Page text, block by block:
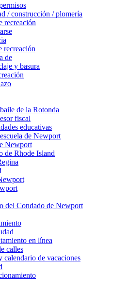
/ construcción / plomería
recreación
recreación
de
y basura
de la Rotonda
fiscal
educativas
de Newport
Newport
de Rhode Island
del Condado de Newport
en línea
calles
calendario de vacaciones